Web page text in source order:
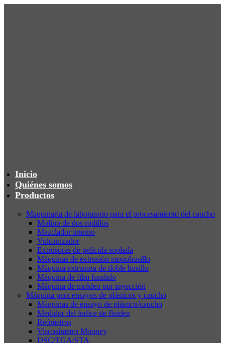
Inicio
Quiénes somos
Productos
Maquinaria de laboratorio para el procesamiento del caucho
Molino de dos rodillos
Mezclador interno
Vulcanizador
Extrusoras de película soplada
Máquinas de extrusión monohusillo
Máquina extrusora de doble husillo
Máquina de film fundido
Máquina de moldeo por inyección
Máquina para ensayos de plásticos y caucho
Máquinas de ensayo de plástico/caucho
Medidor del índice de fluidez
Reómetros
Viscosímetro Mooney
DSC/TGA/STA